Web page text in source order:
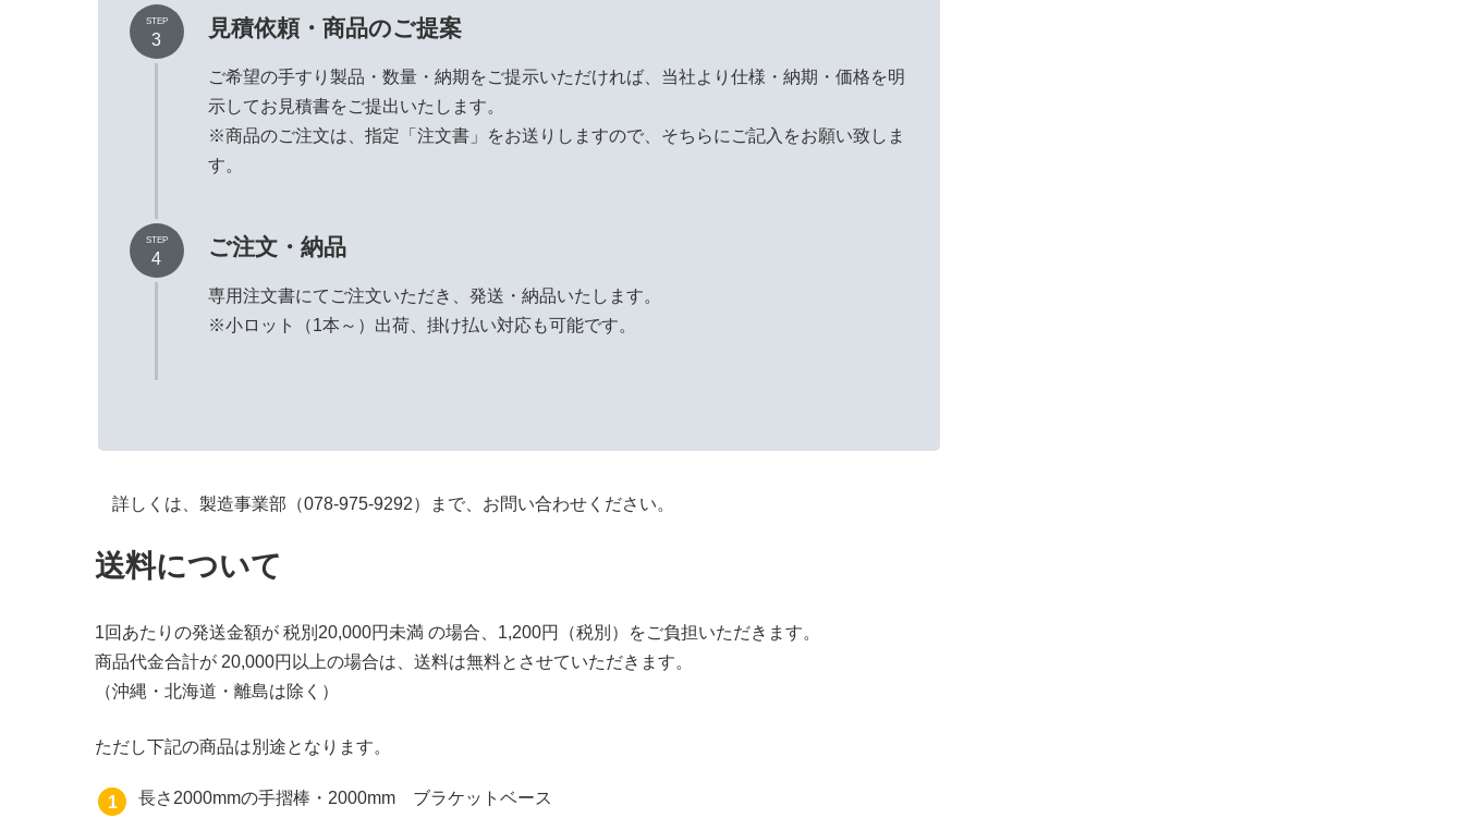
見積依頼・商品のご提案
ご希望の手すり製品・数量・納期をご提示いただければ、当社より仕様・納期・価格を明
示してお見積書をご提出いたします。
※商品のご注文は、指定「注文書」をお送りしますので、そちらにご記入をお願い致しま
す。
STEP
3
ご注文・納品
専用注文書にてご注文いただき、発送・納品いたします。
※小ロット（1本～）出荷、掛け払い対応も可能です。
STEP
4
詳しくは、製造事業部（078-975-9292）まで、お問い合わせください。
送料について
1回あたりの発送金額が 税別20,000円未満 の場合、1,200円（税別）をご負担いただきます。
商品代金合計が 20,000円以上の場合は、送料は無料とさせていただきます。
（沖縄・北海道・離島は除く）
ただし下記の商品は別途となります。
長さ2000mmの手摺棒・2000mm ブラケットベース